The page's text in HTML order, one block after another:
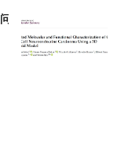
问世，HPV18整合驱动